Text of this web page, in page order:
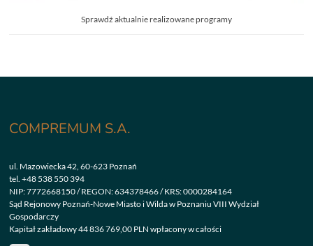
Sprawdź aktualnie realizowane programy
COMPREMUM S.A.
ul. Mazowiecka 42, 60-623 Poznań
tel.+48 538 550 394
NIP: 7772668150 / REGON: 634378466 / KRS: 0000284164
Sąd Rejonowy Poznań-Nowe Miasto i Wilda w Poznaniu VIII Wydział
Gospodarczy
Kapitał zakładowy 44 836 769,00 PLN wpłacony w całości